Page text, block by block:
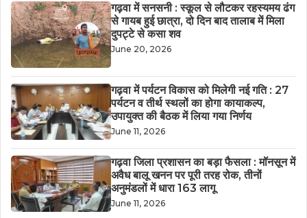
गढ़वा में सनसनी : स्कूल से लौटकर रहस्यमय ढंग
से गायब हुई छात्रा, दो दिन बाद तालाब में मिला
दुपट्टे से कसा शव
June 20, 2026
गढ़वा में पर्यटन विकास को मिलेगी नई गति : 27
पर्यटन व तीर्थ स्थलों का होगा कायाकल्प,
उपायुक्त की बैठक में लिया गया निर्णय
June 11, 2026
गढ़वा जिला प्रशासन का बड़ा फैसला : मॉनसून में
अवैध बालू खनन पर पूरी तरह रोक, तीनों
अनुमंडलों में धारा 163 लागू
June 11, 2026